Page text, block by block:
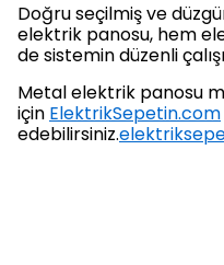
Doğru seçilmiş ve
elektrik panosu, hem
de sistemin düzenli
Metal elektrik panosu
için ElektrikSepetin.com
edebilirsiniz.